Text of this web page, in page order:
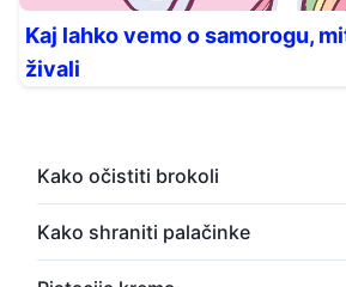
Kaj lahko vemo o samorogu,
živali
Kako očistiti brokoli
Kako shraniti palačinke